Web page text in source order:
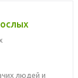
людей и